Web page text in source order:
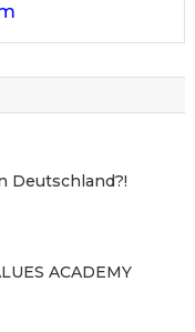
Deutschland?!
ACADEMY